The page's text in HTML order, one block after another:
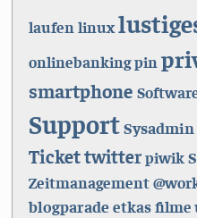
laufen linux
onlinebankingpin
smartphone
SupportSysadmin
Tickettwitterpiwik
Zeitmanagement
blogparadeetkasfilme